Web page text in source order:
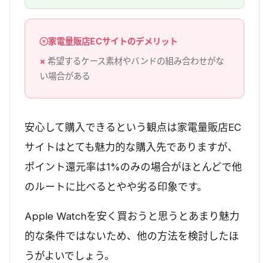
家電量販店ECサイトのデメリット
希望するケース素材やバンドの組み合わせがな
い場合がある
安心して購入できるという観点は家電量販店EC
サイトはとても魅力的な購入先でありますが、
ポイント還元率は1%のみの場合がほとんどで他
のルートに比べるとやや劣る印象です。
Apple Watchを安く買おうと思うとあまり魅力
的な条件ではないため、他の方法を検討したほ
うがよいでしょう。